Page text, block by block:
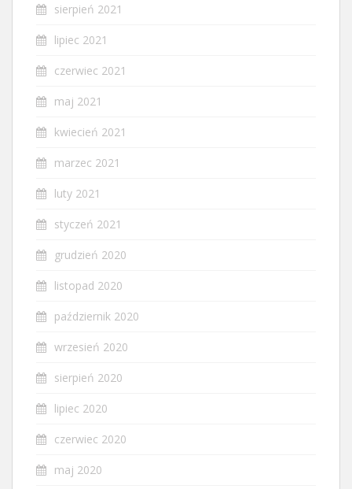
sierpień 2021
lipiec 2021
czerwiec 2021
maj 2021
kwiecień 2021
marzec 2021
luty 2021
styczeń 2021
grudzień 2020
listopad 2020
październik 2020
wrzesień 2020
sierpień 2020
lipiec 2020
czerwiec 2020
maj 2020